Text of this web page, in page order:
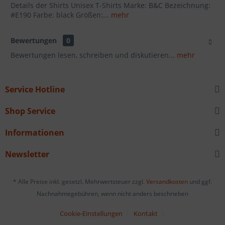
Details der Shirts Unisex T-Shirts Marke: B&C Bezeichnung:
#E190 Farbe: black Größen:... mehr
Bewertungen
0
Bewertungen lesen, schreiben und diskutieren... mehr
Service Hotline
Shop Service
Informationen
Newsletter
* Alle Preise inkl. gesetzl. Mehrwertsteuer zzgl. Versandkosten und ggf.
Nachnahmegebühren, wenn nicht anders beschrieben
Cookie-Einstellungen Kontakt